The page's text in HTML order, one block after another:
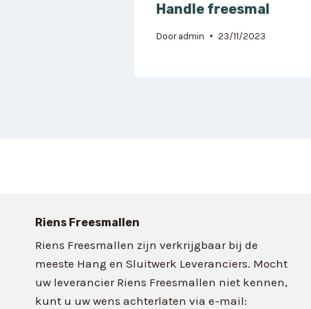
Handle freesmal
Door admin 23/11/2023
Riens Freesmallen
Riens Freesmallen zijn verkrijgbaar bij de
meeste Hang en Sluitwerk Leveranciers. Mocht
uw leverancier Riens Freesmallen niet kennen,
kunt u uw wens achterlaten via e-mail: